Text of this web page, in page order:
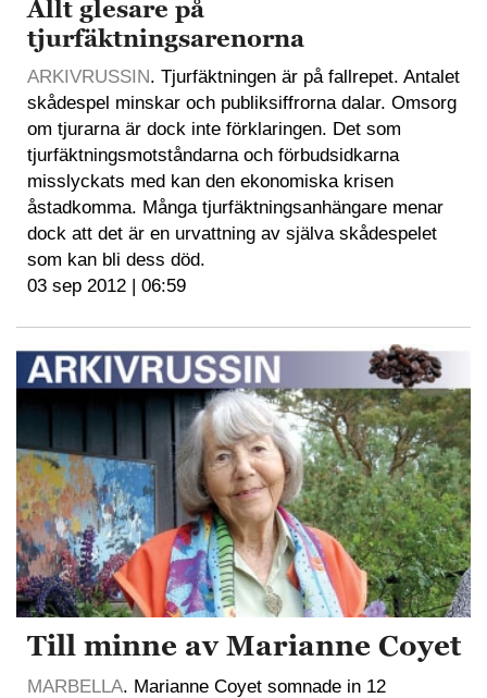
Allt glesare på
tjurfäktningsarenorna
ARKIVRUSSIN. Tjurfäktningen är på fallrepet. Antalet
skådespel minskar och publiksiffrorna dalar. Omsorg
om tjurarna är dock inte förklaringen. Det som
tjurfäktningsmotståndarna och förbudsidkarna
misslyckats med kan den ekonomiska krisen
åstadkomma. Många tjurfäktningsanhängare menar
dock att det är en urvattning av själva skådespelet
som kan bli dess död.
03 sep 2012 | 06:59
Till minne av Marianne Coyet
MARBELLA. Marianne Coyet somnade in 12